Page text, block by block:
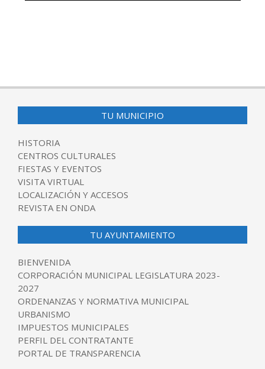
TU MUNICIPIO
HISTORIA
CENTROS CULTURALES
FIESTAS Y EVENTOS
VISITA VIRTUAL
LOCALIZACIÓN Y ACCESOS
REVISTA EN ONDA
TU AYUNTAMIENTO
BIENVENIDA
CORPORACIÓN MUNICIPAL LEGISLATURA 2023-
2027
ORDENANZAS Y NORMATIVA MUNICIPAL
URBANISMO
IMPUESTOS MUNICIPALES
PERFIL DEL CONTRATANTE
PORTAL DE TRANSPARENCIA